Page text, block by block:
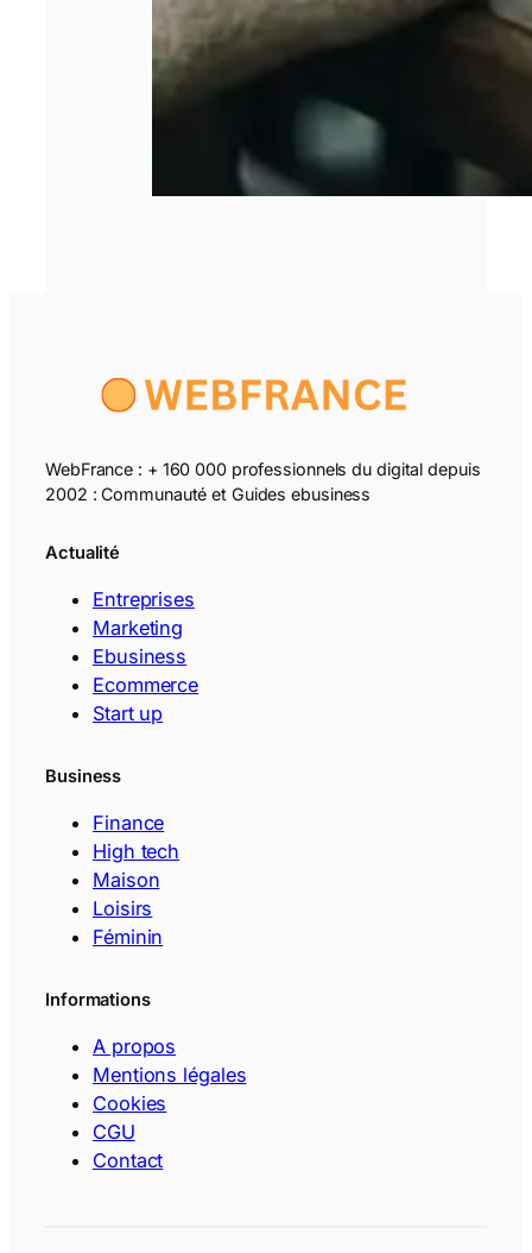
WebFrance : + 160 000 professionnels du digital depuis
2002 : Communauté et Guides ebusiness
Actualité
Entreprises
Marketing
Ebusiness
Ecommerce
Start up
Business
Finance
High tech
Maison
Loisirs
Féminin
Informations
A propos
Mentions légales
Cookies
CGU
Contact